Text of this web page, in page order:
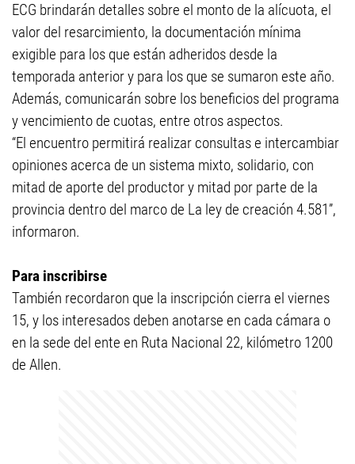
ECG brindarán detalles sobre el monto de la alícuota, el
valor del resarcimiento, la documentación mínima
exigible para los que están adheridos desde la
temporada anterior y para los que se sumaron este año.
Además, comunicarán sobre los beneficios del programa
y vencimiento de cuotas, entre otros aspectos.
“El encuentro permitirá realizar consultas e intercambiar
opiniones acerca de un sistema mixto, solidario, con
mitad de aporte del productor y mitad por parte de la
provincia dentro del marco de La ley de creación 4.581”,
informaron.
Para inscribirse
También recordaron que la inscripción cierra el viernes
15, y los interesados deben anotarse en cada cámara o
en la sede del ente en Ruta Nacional 22, kilómetro 1200
de Allen.